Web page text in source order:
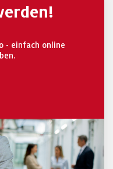
- einfach online